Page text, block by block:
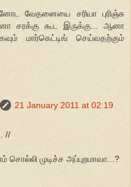
வேதனையை சரியா புரிஞ்சு
சரக்கு கூட இருக்கு... ஆனா
மார்கெட்டிங் செய்வதற்கும்
21 January 2011 at 02:19
//
சொல்லி முடிச்ச அப்புறமாவா...?